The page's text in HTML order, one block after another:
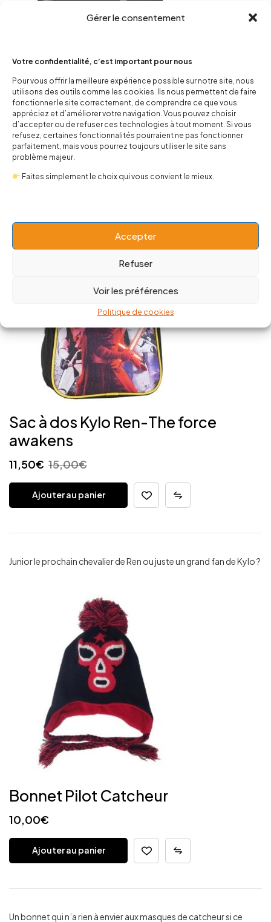
Gérer le consentement
Votre confidentialité, c’est important pour nous
Pour vous offrir la meilleure expérience possible sur notre site, nous
utilisons des outils comme les cookies. Ils nous permettent de faire
fonctionner le site correctement, de comprendre ce que vous
appréciez et d’améliorer votre navigation. Vous pouvez choisir
d’accepter ou de refuser ces technologies à tout moment. Si vous
refusez, certaines fonctionnalités pourraient ne pas fonctionner
parfaitement, mais vous pourrez toujours utiliser le site sans
problème majeur.
Faites simplement le choix qui vous convient le mieux.
Accepter
Refuser
Voir les préférences
Politique de cookies
15,00€
10,00€
Ajouter au panier
Votre mini Sith adorera ce sac à dos inspiré de Dark Vador !
Pratique et stylé, il fait honneur au légendaire Seigneur Sith.
Sac à dos Kylo Ren-The force
awakens
15,00€
11,50€
Ajouter au panier
Junior le prochain chevalier de Ren ou juste un grand fan de Kylo ?
Bonnet Pilot Catcheur
10,00€
Ajouter au panier
Un bonnet qui n’a rien à envier aux masques de catcheur si ce